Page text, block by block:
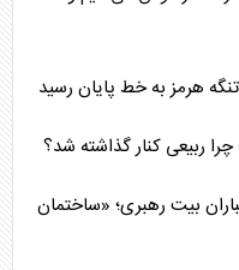
هرمز به خط پایان رسید
ربیعی کنار گذاشته شد؟
بیت رهبری؛ «ساختمان